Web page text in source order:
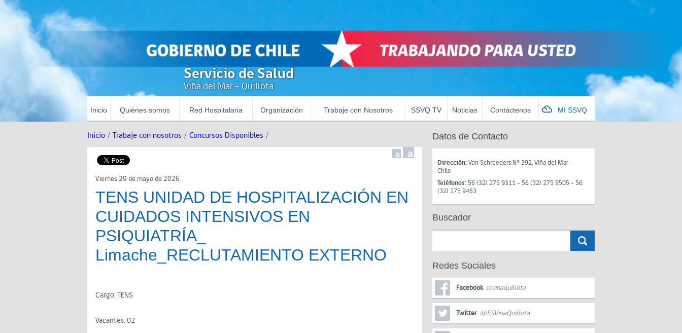
Servicio de Salud
Viña del Mar - Quillota
Inicio Quiénes somos Red Hospitalaria Organización Trabaje con Nosotros SSVQ TV Noticias Contáctenos MI SSVQ
Inicio / Trabaje con nosotros / Concursos Disponibles /
a a
Viernes 29 de mayo de 2026
TENS UNIDAD DE HOSPITALIZACIÓN EN
CUIDADOS INTENSIVOS EN
PSIQUIATRÍA_
Limache_RECLUTAMIENTO EXTERNO
Cargo: TENS
Vacantes: 02
Datos de Contacto
Dirección:Von Schroeders N° 392, Viña del Mar -
Chile
Teléfonos: 56 (32) 275 9311 - 56 (32) 275 9505 - 56
(32) 275 9463
Buscador
Redes Sociales
Facebook ssvinaquillota
Twitter @SSVinaQuillota